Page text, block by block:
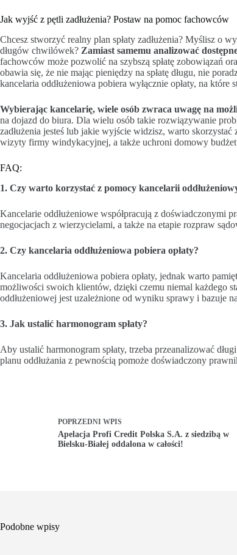
Jak wyjść z pętli zadłużenia? Postaw na pomoc fachowców
Chcesz stworzyć realny plan spłaty zadłużenia? Myślisz o
długów chwilówek? Zamiast samemu analizować
fachowców może pozwolić na szybszą spłatę zobowiązań
obawia się, że nie mając pieniędzy na spłatę długu, nie
kancelaria oddłużeniowa pobiera wyłącznie opłaty, na które
Wybierając kancelarię, wiele osób zwraca uwagę na
na dojazd do biura. Dla wielu osób takie rozwiązywanie
zadłużenia jesteś lub jakie wyjście widzisz, warto
wizyty firmy windykacyjnej, a także uchroni domowy
FAQ:
1. Czy warto korzystać z pomocy kancelarii
Kancelarie oddłużeniowe współpracują z
negocjacjach z wierzycielami, a także na etapie rozpraw
2. Czy kancelaria oddłużeniowa pobiera opłaty?
Kancelaria oddłużeniowa pobiera opłaty, jednak warto
możliwości swoich klientów, dzięki czemu niemal każdego
oddłużeniowej jest uzależnione od wyniku sprawy i bazuje
3. Jak ustalić harmonogram spłaty?
Aby ustalić harmonogram spłaty, trzeba przeanalizować
planu oddłużania z pewnością pomoże doświadczony
POPRZEDNI WPIS
Apelacja Profi Credit Polska S.A. z siedzibą w
Bielsku-Białej oddalona w całości!
Podobne wpisy